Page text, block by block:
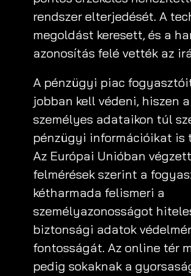
rendszer elterjedését. A
megoldást keresett, és a
azonosítás felé vették az
A pénzügyi piac
jobban kell védeni, hiszen a
személyes adataikon túl
pénzügyi információikat is
Az Európai Unióban végzett
felmérések szerint a
kétharmada felismeri a
személyazonosságot
biztonsági adatok
fontosságát. Az online tér
pedig sokaknak a